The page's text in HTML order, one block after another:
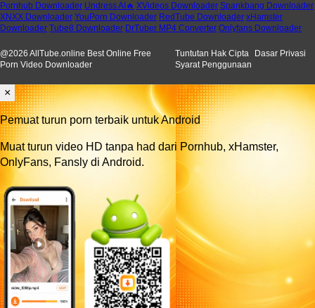
Pornhub Downloader Undress AI🔥 XVideos Downloader Spankbang Downloader
XNXX Downloader YouPorn Downloader RedTube Downloader xHamster
Downloader Tube8 Downloader DrTuber MP4 Converter Onlyfans Downloader
@2026 AllTube.online Best Online Free
Porn Video Downloader
Tuntutan Hak Cipta
Dasar Privasi
Syarat Penggunaan
×
Pemuat turun porn terbaik untuk Android
Muat turun video HD tanpa had dari Pornhub, xHamster,
OnlyFans, Fansly di Android.